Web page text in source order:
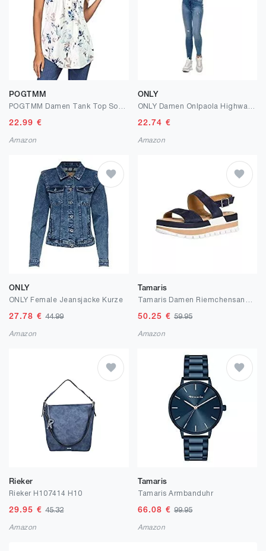
POGTMM
22.99 €
Amazon
ONLY
22.74 €
Amazon
ONLY
ONLY Female Jeansjacke Kurze
27.78 €44.99
Amazon
Tamaris
50.25 € 59.95
Amazon
Rieker
Rieker H107414 H10
29.95 €45.32
Amazon
Tamaris
Tamaris Armbanduhr
66.08 € 99.95
Amazon